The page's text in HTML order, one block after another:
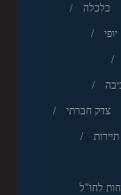
כלכלה
יופי
צדק חברתי
תיירות
לחו"ל